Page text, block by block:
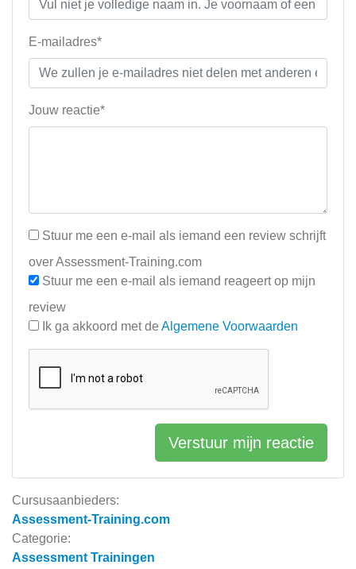
Cursusaanbieders:
Assessment-Training.com
Categorie:
Assessment Trainingen
E-mailadres*
Jouw reactie*
Stuur me een e-mail als iemand een review schrijft
over Assessment-Training.com
Stuur me een e-mail als iemand reageert op mijn
review
Ik ga akkoord met de Algemene Voorwaarden
Verstuur mijn reactie